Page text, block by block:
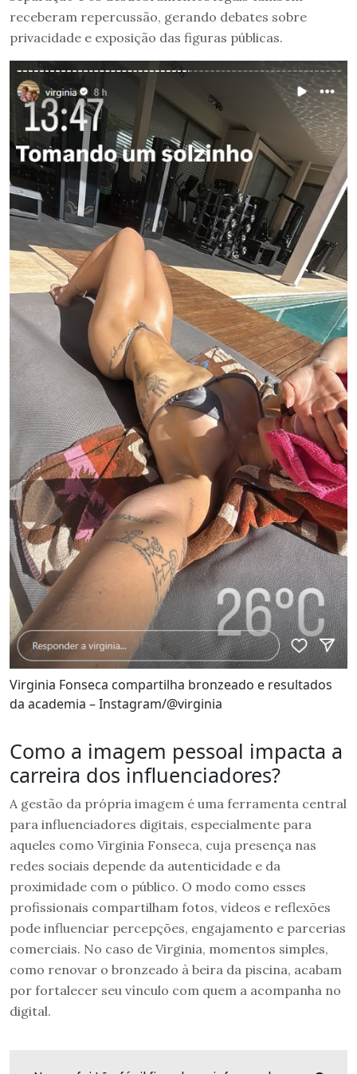
receberam repercussão, gerando debates sobre
privacidade e exposição das figuras públicas.
Virginia Fonseca compartilha bronzeado e resultados
da academia – Instagram/@virginia
Como a imagem pessoal impacta a
carreira dos influenciadores?
A gestão da própria imagem é uma ferramenta central
para influenciadores digitais, especialmente para
aqueles como Virginia Fonseca, cuja presença nas
redes sociais depende da autenticidade e da
proximidade com o público. O modo como esses
profissionais compartilham fotos, vídeos e reflexões
pode influenciar percepções, engajamento e parcerias
comerciais. No caso de Virginia, momentos simples,
como renovar o bronzeado à beira da piscina, acabam
por fortalecer seu vínculo com quem a acompanha no
digital.